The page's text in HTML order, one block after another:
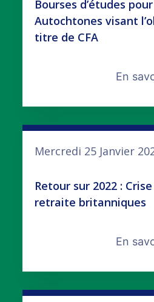
Bourses d’études
Autochtones visant
titre de CFA
En
Mercredi 25 Janvier
Retour sur 2022 :
retraite britanniques
En